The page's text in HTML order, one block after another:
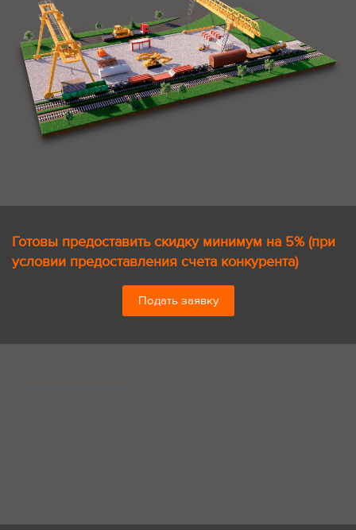
Готовы предоставить скидку минимум на 5% (при
условии предоставления счета конкурента)
Подать заявку